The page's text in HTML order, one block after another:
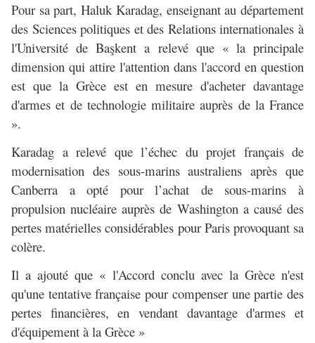
Pour sa part, Haluk Karadag, enseignant au département
des Sciences politiques et des Relations internationales à
l'Université de Başkent a relevé que « la principale
dimension qui attire l'attention dans l'accord en question
est que la Grèce est en mesure d'acheter davantage
d'armes et de technologie militaire auprès de la France
».
Karadag a relevé que l’échec du projet français de
modernisation des sous-marins australiens après que
Canberra a opté pour l’achat de sous-marins à
propulsion nucléaire auprès de Washington a causé des
pertes matérielles considérables pour Paris provoquant sa
colère.
Il a ajouté que « l'Accord conclu avec la Grèce n'est
qu'une tentative française pour compenser une partie des
pertes financières, en vendant davantage d'armes et
d'équipement à la Grèce »